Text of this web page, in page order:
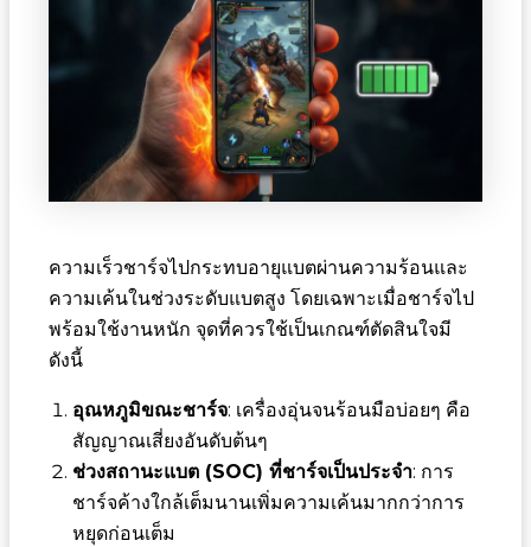
ความเร็วชาร์จไปกระทบอายุแบตผ่านความร้อนและ
ความเค้นในช่วงระดับแบตสูง โดยเฉพาะเมื่อชาร์จไป
พร้อมใช้งานหนัก จุดที่ควรใช้เป็นเกณฑ์ตัดสินใจมี
ดังนี้
อุณหภูมิขณะชาร์จ: เครื่องอุ่นจนร้อนมือบ่อยๆ คือ
สัญญาณเสี่ยงอันดับต้นๆ
ช่วงสถานะแบต (SOC) ที่ชาร์จเป็นประจำ: การ
ชาร์จค้างใกล้เต็มนานเพิ่มความเค้นมากกว่าการ
หยุดก่อนเต็ม